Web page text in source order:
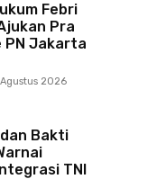
Febri
Pra
PN Jakarta
2026
Bakti
TNI